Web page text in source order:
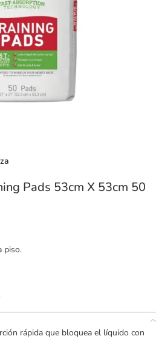
Pads 53cm X 53cm 50
piso.
rápida que bloquea el líquido con